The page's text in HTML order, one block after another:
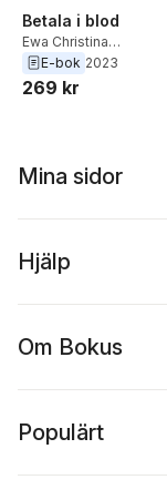
Betala i blod
Ewa Christina
Johansson
E-bok 2023
269 kr
Mina sidor
Hjälp
Om Bokus
Populärt